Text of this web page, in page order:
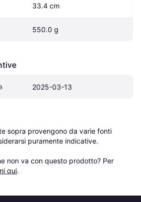
33.4 cm
550.0 g
2025-03-13
sopra provengono da varie fonti
puramente indicative.
non va con questo prodotto? Per
qui.